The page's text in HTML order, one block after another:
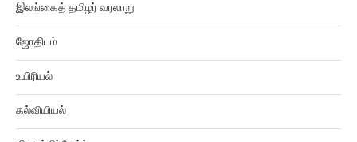
இலங்கைத் தமிழர் வரலாறு
ஜோதிடம்
உயிரியல்
கல்வியியல்